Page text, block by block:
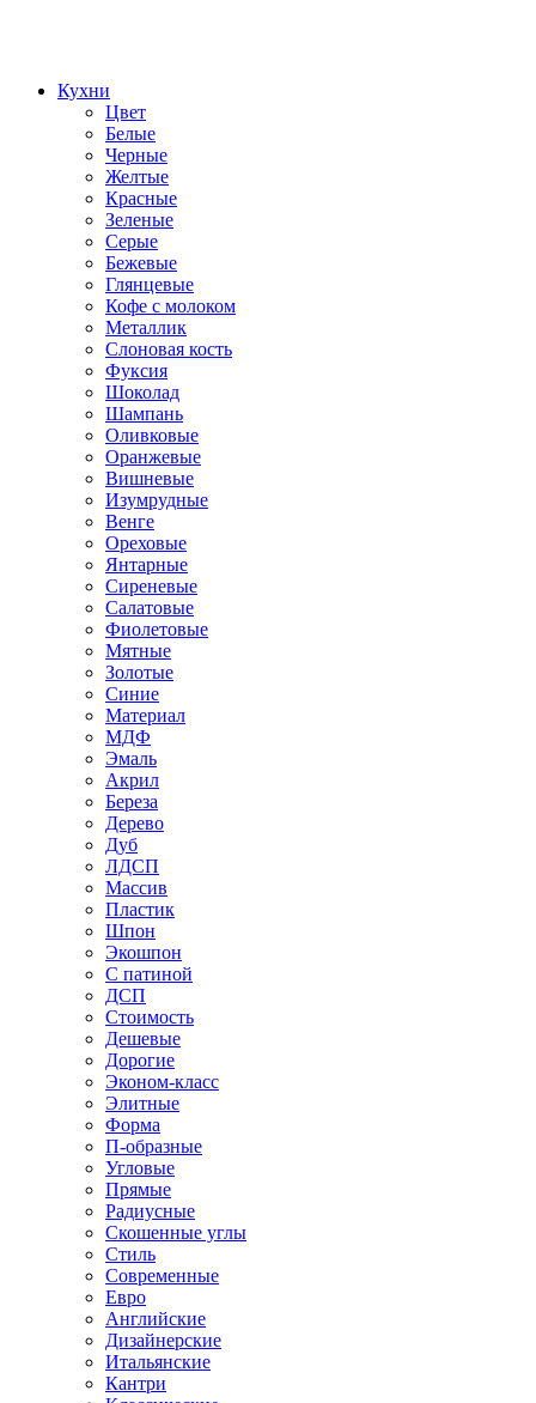
Кухни
Цвет
Белые
Черные
Желтые
Красные
Зеленые
Серые
Бежевые
Глянцевые
Кофе с молоком
Металлик
Слоновая кость
Фуксия
Шоколад
Шампань
Оливковые
Оранжевые
Вишневые
Изумрудные
Венге
Ореховые
Янтарные
Сиреневые
Салатовые
Фиолетовые
Мятные
Золотые
Синие
Материал
МДФ
Эмаль
Акрил
Береза
Дерево
Дуб
ЛДСП
Массив
Пластик
Шпон
Экошпон
С патиной
ДСП
Стоимость
Дешевые
Дорогие
Эконом-класс
Элитные
Форма
П-образные
Угловые
Прямые
Радиусные
Скошенные углы
Стиль
Современные
Евро
Английские
Дизайнерские
Итальянские
Кантри